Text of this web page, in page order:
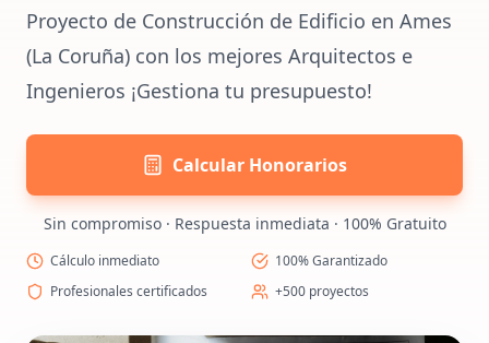
Proyecto de Construcción de Edificio en Ames
(La Coruña) con los mejores Arquitectos e
Ingenieros ¡Gestiona tu presupuesto!
Calcular Honorarios
Sin compromiso · Respuesta inmediata · 100% Gratuito
Cálculo inmediato
100% Garantizado
Profesionales certificados
+500 proyectos